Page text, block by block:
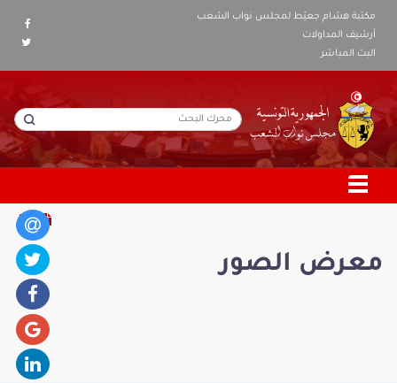
مكتبة هشام جعيّط لمجلس نواب الشعب
أرشيف المداولات
البث المباشر
معرض الصور